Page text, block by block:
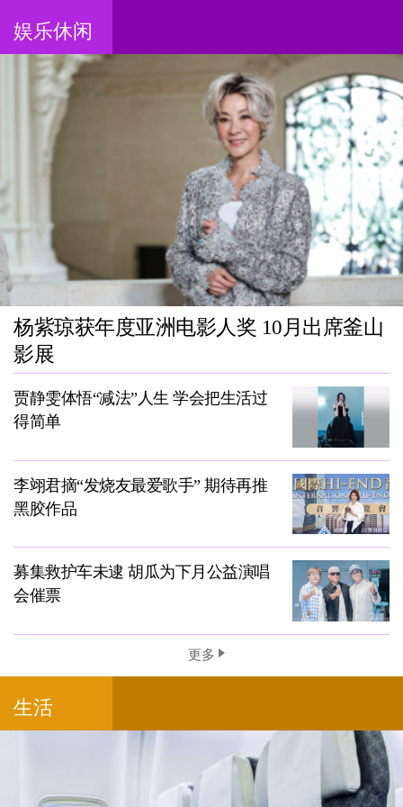
娱乐休闲
杨紫琼获年度亚洲电影人奖 10月出席釜山
影展
贾静雯体悟“减法”人生 学会把生活过
得简单
李翊君摘“发烧友最爱歌手” 期待再推
黑胶作品
募集救护车未逮 胡瓜为下月公益演唱
会催票
更多
生活